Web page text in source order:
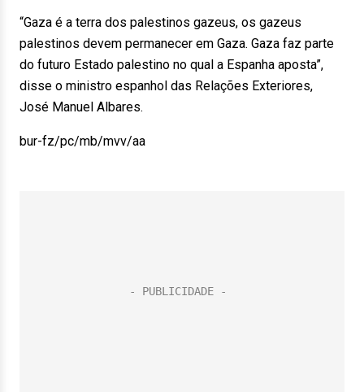
“Gaza é a terra dos palestinos gazeus, os gazeus
palestinos devem permanecer em Gaza. Gaza faz parte
do futuro Estado palestino no qual a Espanha aposta”,
disse o ministro espanhol das Relações Exteriores,
José Manuel Albares.
bur-fz/pc/mb/mvv/aa